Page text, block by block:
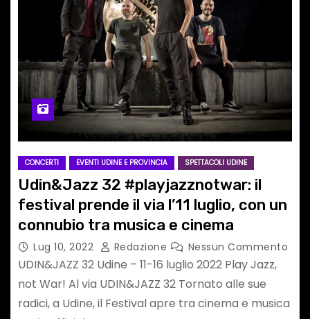
CONCERTI EVENTI UDINE E PROVINCIA SPETTACOLI UDINE
Udin&Jazz 32 #playjazznotwar: il
festival prende il via l’11 luglio, con un
connubio tra musica e cinema
Lug 10, 2022 Redazione Nessun Commento
UDIN&JAZZ 32 Udine – 11-16 luglio 2022 Play Jazz,
not War! Al via UDIN&JAZZ 32 Tornato alle sue
radici, a Udine, il Festival apre tra cinema e musica